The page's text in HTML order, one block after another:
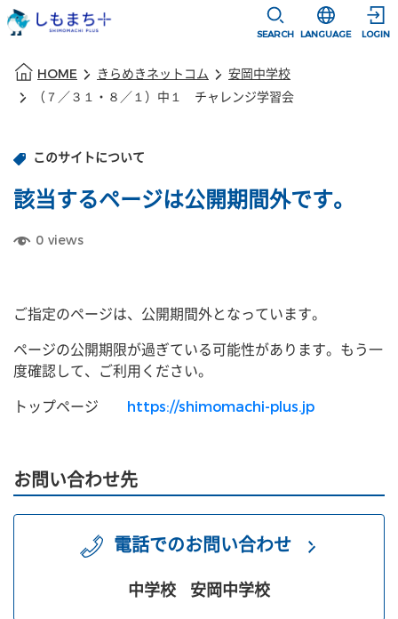
SEARCH
選択すると言
LANGUAGE LOGIN
HOME きらめきネットコム
安岡中学校
（７／３１・８／１）中１ チャレンジ学習会
このサイトについて
該当するページは公開期間外です。
0 views
ご指定のページは、公開期間外となっています。
ページの公開期限が過ぎている可能性があります。もう一
度確認して、ご利用ください。
トップページ
https://shimomachi-plus.jp
お問い合わせ先
電話でのお問い合わせ
中学校 安岡中学校